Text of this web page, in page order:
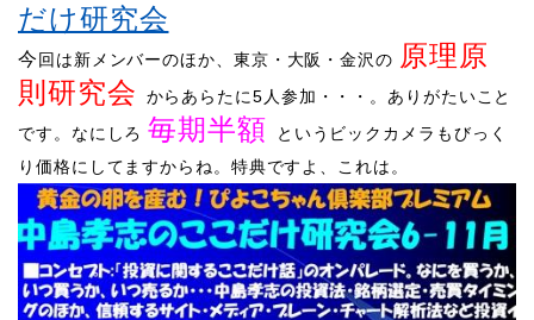
だけ研究会
​今回は新メンバーのほか、東京・大阪・金沢の 原理原
則研究会
からあらたに5人参加・・・。ありがたいこと
です。なにしろ毎期半額
というビックカメラもびっく
り価格にしてますからね。特典ですよ、これは。